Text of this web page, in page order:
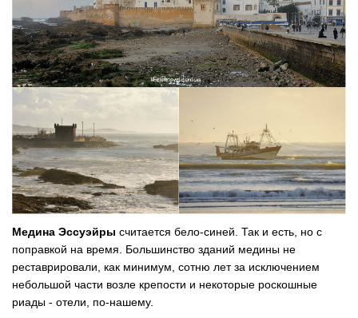
Медина Эссуэйры считается бело-синей. Так и есть, но с
поправкой на время. Большинство зданий медины не
реставрировали, как минимум, сотню лет за исключением
небольшой части возле крепости и некоторые роскошные
риады - отели, по-нашему.